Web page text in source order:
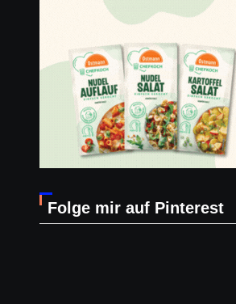
Folge mir auf Pinterest